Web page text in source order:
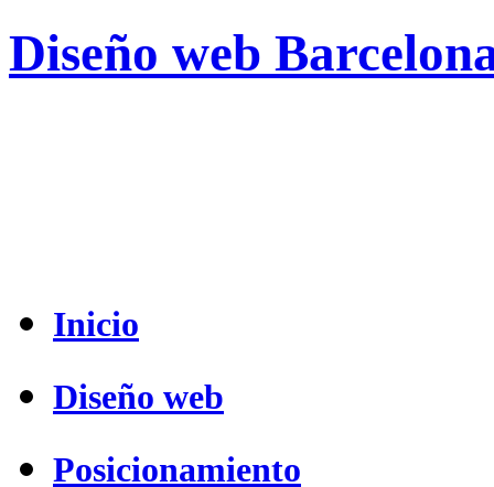
Diseño web
Inicio
Diseño web
Posicionamiento